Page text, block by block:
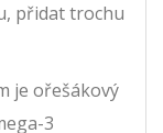
přidat trochu
je ořešákový
3